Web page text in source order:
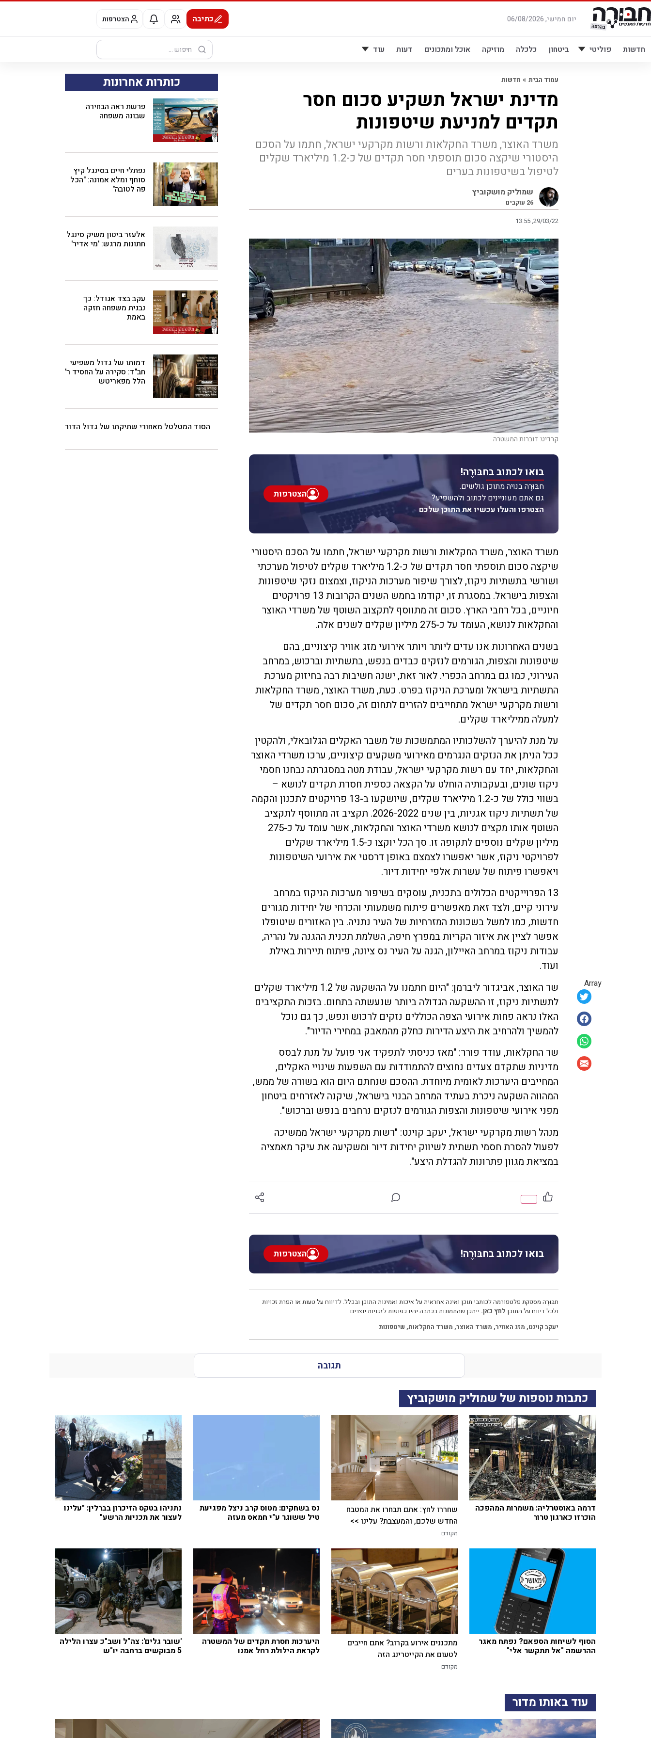
דלג
לתוכן
יום חמישי, 06/08/2026 כתיבה הצטרפות
חדשות פוליטי ביטחון כלכלה מוזיקה אוכל ומתכונים דעות עוד
חיפוש:
Array
עמוד הבית » חדשות
מדינת ישראל תשקיע סכום חסר
תקדים למניעת שיטפונות
משרד האוצר, משרד החקלאות ורשות מקרקעי ישראל, חתמו על הסכם
היסטורי שיקצה סכום תוספתי חסר תקדים של כ-1.2 מיליארד שקלים
לטיפול בשיטפונות בערים
שמוליק מושקוביץ
26 עוקבים
13:55 ,29/03/22
קרדיט: דוברות המשטרה
בואו לכתוב בחבּוּרֶה!
חבּוּרֶה בנויה מתוכן גולשים.
גם אתם מעוניינים לכתוב ולהשפיע?
הצטרפו והעלו עכשיו את התוכן שלכם
הצטרפות
משרד האוצר, משרד החקלאות ורשות מקרקעי ישראל, חתמו על הסכם היסטורי
שיקצה סכום תוספתי חסר תקדים של כ-1.2 מיליארד שקלים לטיפול מערכתי
ושורשי בתשתיות ניקוז, לצורך שיפור מערכות הניקוז, וצמצום נזקי שיטפונות
והצפות בישראל. במסגרת זו, יקודמו בחמש השנים הקרובות 13 פרויקטים
חיוניים, בכל רחבי הארץ. סכום זה מתווסף לתקצוב השוטף של משרדי האוצר
והחקלאות לנושא, העומד על כ-275 מיליון שקלים לשנים אלה.
בשנים האחרונות אנו עדים ליותר ויותר אירועי מזג אוויר קיצוניים, בהם
שיטפונות והצפות, הגורמים לנזקים כבדים בנפש, בתשתיות וברכוש, במרחב
העירוני, כמו גם במרחב הכפרי. לאור זאת, ישנה חשיבות רבה בחיזוק מערכת
התשתיות בישראל ומערכת הניקוז בפרט. כעת, משרד האוצר, משרד החקלאות
ורשות מקרקעי ישראל מתחייבים להזרים לתחום זה, סכום חסר תקדים של
למעלה ממיליארד שקלים.
על מנת להיערך להשלכותיו המתמשכות של משבר האקלים הגלובאלי, ולהקטין
ככל הניתן את הנזקים הנגרמים מאירועי משקעים קיצוניים, ערכו משרדי האוצר
והחקלאות, יחד עם רשות מקרקעי ישראל, עבודת מטה במסגרתה נבחנו חסמי
ניקוז שונים, ובעקבותיה הוחלט על הקצאה כספית חסרת תקדים לנושא –
בשווי כולל של כ-1.2 מיליארד שקלים, שיושקעו ב-13 פרויקטים לתכנון והקמה
של תשתיות ניקוז אגניות, בין שנים 2026-2022. תקציב זה מתווסף לתקציב
השוטף אותו מקצים לנושא משרדי האוצר והחקלאות, אשר עומד על כ-275
מיליון שקלים נוספים לתקופה זו. סך הכל יוקצו כ-1.5 מיליארד שקלים
לפרויקטי ניקוז, אשר יאפשרו לצמצם באופן דרסטי את אירועי השיטפונות
ויאפשרו פיתוח של עשרות אלפי יחידות דיור.
13 הפרוייקטים הכלולים בתכנית, עוסקים בשיפור מערכות הניקוז במרחב
עירוני קיים, ולצד זאת מאפשרים פיתוח משמעותי והכרחי של יחידות מגורים
חדשות, כמו למשל בשכונות המזרחיות של העיר נתניה. בין האזורים שיטופלו
אפשר לציין את איזור הקריות במפרץ חיפה, השלמת תכנית ההגנה על נהריה,
עבודות ניקוז במרחב האיילון, הגנה על העיר נס ציונה, פיתוח תיירות באילת
ועוד.
שר האוצר, אביגדור ליברמן: "היום חתמנו על ההשקעה של 1.2 מיליארד שקלים
לתשתיות ניקוז, זו ההשקעה הגדולה ביותר שנעשתה בתחום. בזכות התקציבים
האלו נראה פחות אירועי הצפה הכוללים נזקים לרכוש ונפש, כך גם נוכל
להמשיך ולהרחיב את היצע הדירות כחלק מהמאבק במחירי הדיור".
שר החקלאות, עודד פורר: "מאז כניסתי לתפקיד אני פועל על מנת לבסס
מדיניות שתקדם צעדים נחוצים להתמודדות עם השפעות שינויי האקלים,
המחייבים היערכות לאומית מיוחדת. ההסכם שנחתם היום הוא בשורה של ממש,
המהווה השקעה ניכרת בעתיד המרחב הבנוי בישראל, שיקנה לאזרחים ביטחון
מפני אירועי שיטפונות והצפות הגורמים לנזקים נרחבים בנפש וברכוש".
מנהל רשות מקרקעי ישראל, יעקב קוינט: "רשות מקרקעי ישראל ממשיכה
לפעול להסרת חסמי תשתית לשיווק יחידות דיור ומשקיעה את עיקר מאמציה
במציאת מגוון פתרונות להגדלת היצע".
בואו לכתוב בחבּוּרֶה! הצטרפות
חבּוּרֶה מספקת פלטפורמה לכותבי תוכן ואינה אחראית על איכות ואמינות התוכן ובכלל. לדיווח על טעות או הפרת זכויות
ולכל דיווח על התוכן לחץ כאן. ייתכן שהתמונות בכתבה יהיו כפופות לזכויות יוצרים
יעקב קוינט, מזג האוויר, משרד האוצר, משרד החקלאות, שיטפונות
כותרות אחרונות
פרשת ראה הבחירה
שבונה משפחה
נפתלי חיים בסינגל קיץ
סוחף ומלא אמונה: "הכל
פה לטובה"
אלעזר ביטון משיק סינגל
חתונות מרגש: 'מי אדיר'
עקב בצד אגודל: כך
נבנית משפחה חזקה
באמת
דמותו של גדול משפיעי
חב"ד: סקירה על החסיד ר'
הלל מפאריטש
הסוד המטלטל מאחורי שתיקתו של גדול הדור
תגובה
כתבות נוספות של שמוליק מושקוביץ
דרמה באוסטרליה: משמרות המהפכה
הוכרזו כארגון טרור
שחררו לחץ: אתם תבחרו את המטבח
החדש שלכם, והמעצבת? עלינו >>
מקודם
נס בשחקים: מטוס קרב ניצל מפגיעת
טיל ששוגר ע"י חמאס מעזה
נתניהו בטקס הזיכרון בברלין: "עלינו
לעצור את תכניות הרשע"
הסוף לשיחות הספאם? נפתח מאגר
ההרשמה "אל תתקשר אלי"
מתכננים אירוע בקרוב? אתם חייבים
לטעום את הקייטרינג הזה
מקודם
היערכות חסרת תקדים של המשטרה
לקראת הילולת רחל אמנו
'שובר גלים': צה"ל ושב"כ עצרו הלילה
5 מבוקשים ברחבה יו"ש
עוד באותו מדור